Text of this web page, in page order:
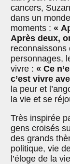
cancers,
dans un
moments :«
Après deux,
reconnaissons
personnages,
vivre :« Ce
c’est vivre
la peur et
la vie et se
Très inspirée
gens croisés
des grands
politique, vie
l’éloge de la